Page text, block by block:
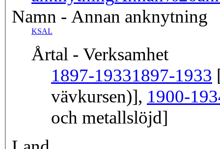
Namn - Annan anknytning
KSAL
Årtal - Verksamhet
1897-19331897-1933
vävkursen)], 1900-
och metallslöjd]